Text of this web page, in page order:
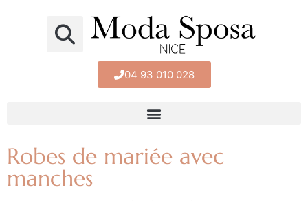
04 93 010 028
Robes de mariée avec
manches